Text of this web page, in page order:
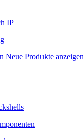
IP
Neue Produkte anzeigen